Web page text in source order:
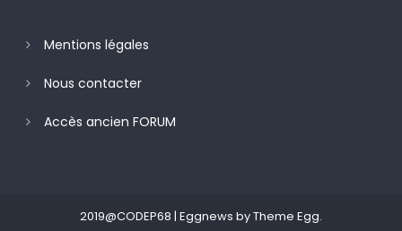
Mentions légales
Nous contacter
Accès ancien FORUM
2019@CODEP68 | Eggnews byTheme Egg.